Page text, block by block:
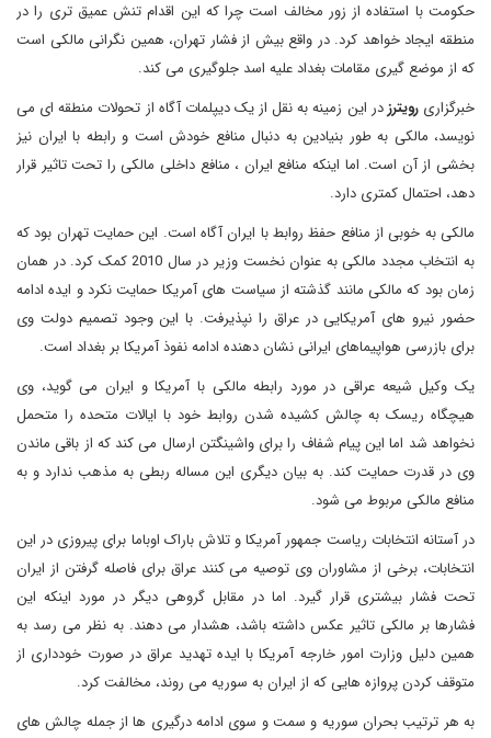
حکومت با استفاده از زور مخالف است چرا که این اقدام تنش عمیق تری را در
منطقه ایجاد خواهد کرد. در واقع بیش از فشار تهران، همین نگرانی مالکی است
که از موضع گیری مقامات بغداد علیه اسد جلوگیری می کند.
خبرگزاریرویترزدر این زمینه به نقل از یک دیپلمات آگاه از تحولات منطقه ای می
نویسد، مالکی به طور بنیادین به دنبال منافع خودش است و رابطه با ایران نیز
بخشی از آن است. اما اینکه منافع ایران ، منافع داخلی مالکی را تحت تاثیر قرار
دهد، احتمال کمتری دارد.
مالکی به خوبی از منافع حفظ روابط با ایران آگاه است. این حمایت تهران بود که
به انتخاب مجدد مالکی به عنوان نخست وزیر در سال 2010 کمک کرد. در همان
زمان بود که مالکی مانند گذشته از سیاست های آمریکا حمایت نکرد و ایده ادامه
حضور نیرو های آمریکایی در عراق را نپذیرفت. با این وجود تصمیم دولت وی
برای بازرسی هواپیماهای ایرانی نشان دهنده ادامه نفوذ آمریکا بر بغداد است.
یک وکیل شیعه عراقی در مورد رابطه مالکی با آمریکا و ایران می گوید، وی
هیچگاه ریسک به چالش کشیده شدن روابط خود با ایالات متحده را متحمل
نخواهد شد اما این پیام شفاف را برای واشینگتن ارسال می کند که از باقی ماندن
وی در قدرت حمایت کند. به بیان دیگری این مساله ربطی به مذهب ندارد و به
منافع مالکی مربوط می شود.
در آستانه انتخابات ریاست جمهور آمریکا و تلاش باراک اوباما برای پیروزی در این
انتخابات، برخی از مشاوران وی توصیه می کنند عراق برای فاصله گرفتن از ایران
تحت فشار بیشتری قرار گیرد. اما در مقابل گروهی دیگر در مورد اینکه این
فشارها بر مالکی تاثیر عکس داشته باشد، هشدار می دهند. به نظر می رسد به
همین دلیل وزارت امور خارجه آمریکا با ایده تهدید عراق در صورت خودداری از
متوقف کردن پروازه هایی که از ایران به سوریه می روند، مخالفت کرد.
به هر ترتیب بحران سوریه و سمت و سوی ادامه درگیری ها از جمله چالش های